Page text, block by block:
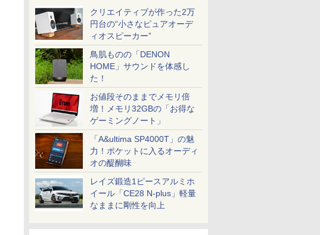
クリエイティブが作った2万
円台の“小さなピュアオーデ
ィオスピーカー”
鳥肌ものの「DENON
HOME」サウンドを体感し
た！
お値段そのままでメモリ倍
増！メモリ32GBの「お得な
ゲーミングノート」
「A&ultima SP4000T」の魅
力！ポケットに入るオーディ
オの醍醐味
レイズ鍛造1ピースアルミホ
イール「CE28 N-plus」軽量
なままに剛性を向上